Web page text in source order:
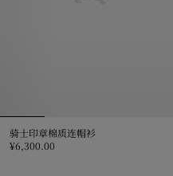
骑士印章棉质连帽衫
¥6,300.00